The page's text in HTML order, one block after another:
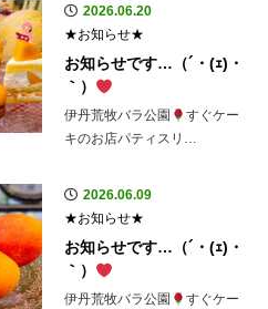
2026.06.20
★お知らせ★
お知らせです…（´・(ｪ)・
｀）
伊丹荒牧バラ公園
すぐケー
キのお店パティスリ…
2026.06.09
★お知らせ★
お知らせです…（´・(ｪ)・
｀）
伊丹荒牧バラ公園
すぐケー